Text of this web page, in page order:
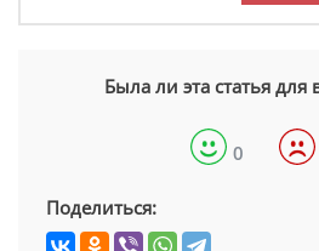
Была ли эта статья для
0
Поделиться: